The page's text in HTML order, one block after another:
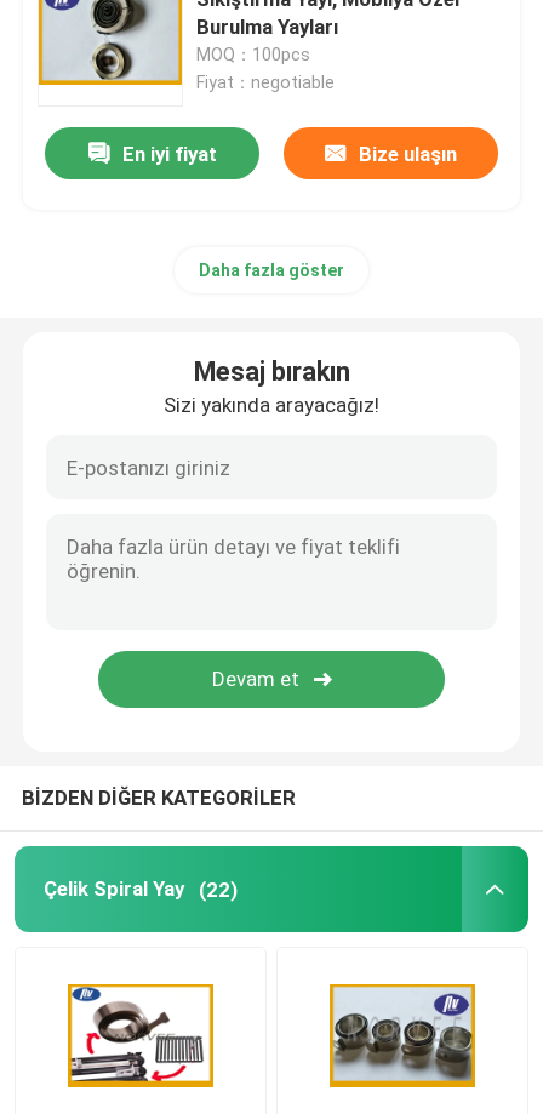
Spiral Bobin Yayı
Gazlı Yay Destekleri
Sıkıştırma Helisel Yayı
Kilitlenebilir Gazlı Payanda
Burulma Yayları
MOQ：100pcs
Fiyat：negotiable
En iyi fiyat Bize ulaşın
Daha fazla göster
Mesaj bırakın
Sizi yakında arayacağız!
BİZDEN DİĞER KATEGORİLER
Çelik Spiral Yay (22)